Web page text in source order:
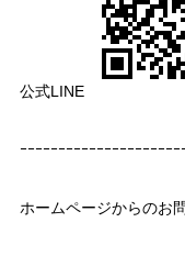
公式LINE
ｰｰｰｰｰｰｰｰｰｰｰｰｰｰｰｰｰｰｰｰｰ
ホームページからのお